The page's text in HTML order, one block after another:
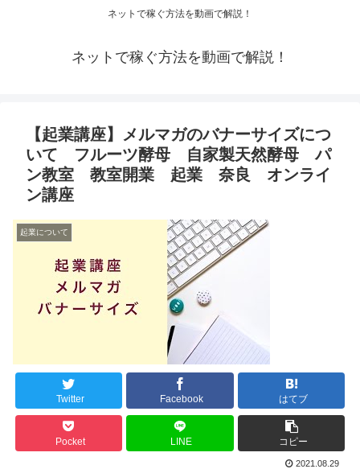
ネットで稼ぐ方法を動画で解説！
ネットで稼ぐ方法を動画で解説！
【起業講座】メルマガのバナーサイズにつ
いて フルーツ酵母 自家製天然酵母 パ
ン教室 教室開業 起業 奈良 オンライ
ン講座
起業について
Twitter Facebook はてブ
Pocket LINE コピー
2021.08.29